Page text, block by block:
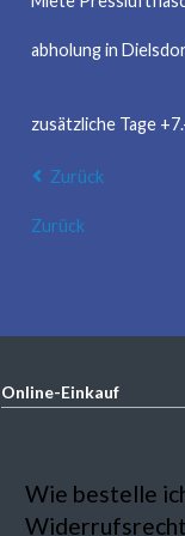
abholung in
zusätzliche Tage
Zurück
Zurück
Online-Einkauf
überspringen
Wie bestelle
Widerrufsrecht